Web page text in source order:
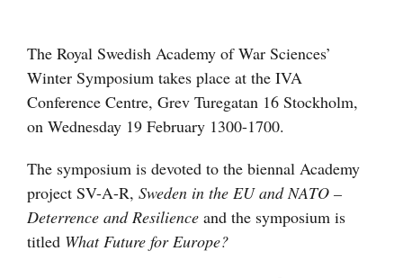
större
bild
The Royal Swedish Academy of War Sciences’
Winter Symposium takes place at the IVA
Conference Centre, Grev Turegatan 16 Stockholm,
on Wednesday 19 February 1300-1700.
The symposium is devoted to the biennal Academy
project SV-A-R, Sweden in the EU and NATO –
Deterrence and Resilience and the symposium is
titled What Future for Europe?